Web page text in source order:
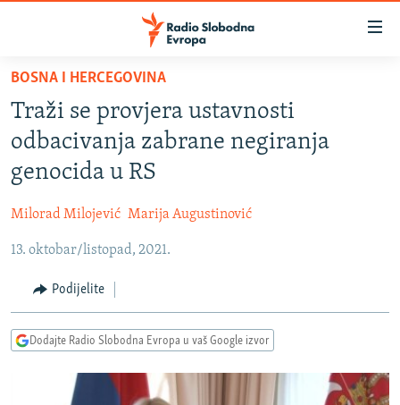
Pređite
glavni
sadržaj
na
glavnu
Pređite
pretragu
BOSNA I HERCEGOVINA
CRNA GORA
VIZUELNO
VIDEO
INFOGRAFIKE
PODCASTI
KINA NA BALKANU
RSE PRIČE IZ SVIJETA
BOSNA I HERCEGOVINA
Traži se provjera ustavnosti
odbacivanja zabrane negiranja
genocida u RS
Milorad Milojević Marija Augustinović
13. oktobar/listopad, 2021.
Podijelite
Dodajte Radio Slobodna Evropa u vaš Google izvor